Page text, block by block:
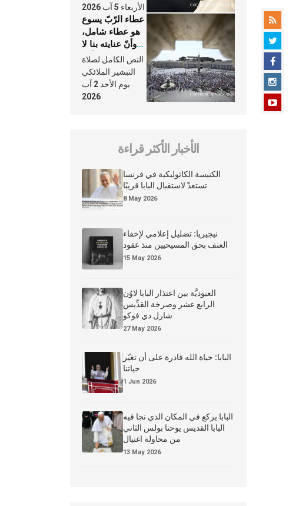
الأربعاء 5 آب 2026
عطاء الرّبّ يسوع
هو عطاء شامل،
وأنّ عنايته بنا لا
تغيب عنّا أبدًا
النص الكامل لصلاة
التبشير الملائكي
يوم الأحد 2 آب
2026
الأخبار الأكثر قراءة
الكنيسة الكاثوليكية في فرنسا
تستعدّ لاستقبال البابا قريبًا
8 May 2026
نيجيريا: تضليل إعلامي لإخفاء
العنف بحق المسيحيين منذ عقود
15 May 2026
العبوديَّة بين اعتذار البابا لاوُن
الرابع عشر وصرخة القدِّيس
شارل دي فوكو
27 May 2026
البابا: حياة الله قادرة على أن تغيّر
حياتنا
1 Jun 2026
البابا يركع في المكان الذي نجا فيه
البابا القديس يوحنا بولس الثاني
من محاولة اغتيال
13 May 2026